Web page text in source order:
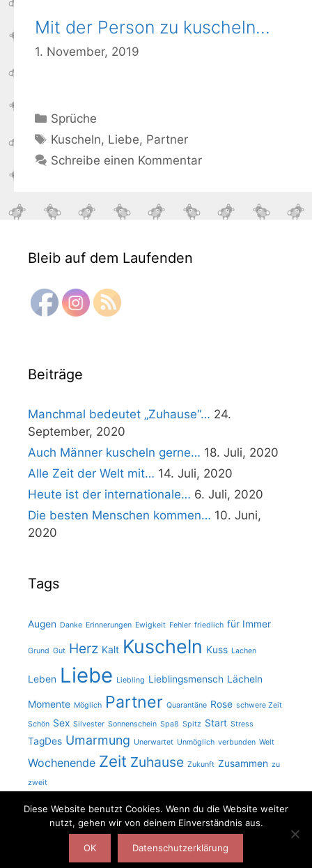
Mit der Person zu kuscheln…
1. November, 2019
Kategorien
Sprüche
Schlagwörter
Kuscheln, Liebe, Partner
Schreibe einen Kommentar
Bleib auf dem Laufenden
Beiträge
Manchmal bedeutet „Zuhause“… 24.
September, 2020
Auch Männer kuscheln gerne… 18. Juli, 2020
Alle Zeit der Welt mit… 14. Juli, 2020
Heute ist der internationale… 6. Juli, 2020
Die besten Menschen kommen… 10. Juni,
2020
Tags
Augen Danke Erinnerungen Ewigkeit Fehler friedlich für Immer
Grund Gut Herz Kalt Kuscheln Kuss Lachen
Leben Liebe Liebling Lieblingsmensch Lächeln
Momente Möglich Partner Quarantäne Rose schwere Zeit
Schön Sex Silvester Sonnenschein Spaß Spitz Start Stress
TagDes Umarmung Unerwartet Unmöglich verbunden Welt
Wochenende Zeit Zuhause Zukunft Zusammen zu
zweit
* = Affiliate-Link
Diese Website benutzt Cookies. Wenn du die Website weiter
nutzt, gehen wir von deinem Einverständnis aus.
OK Datenschutzerklärung